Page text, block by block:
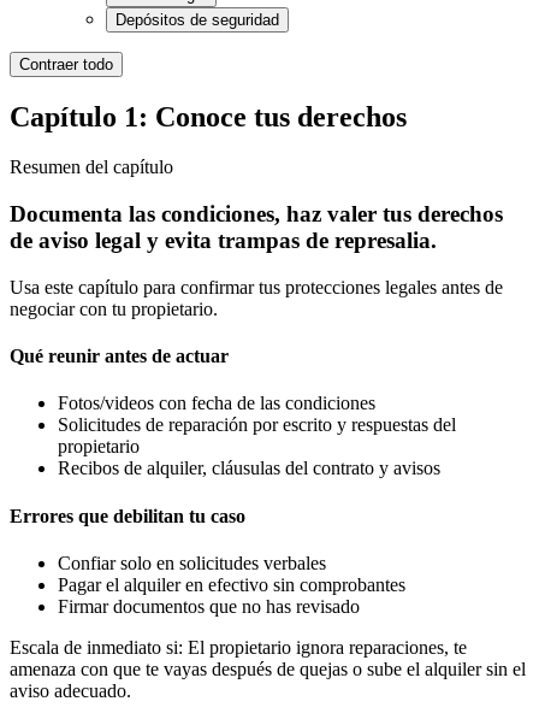
Depósitos de seguridad
Contraer todo
Capítulo 1: Conoce tus derechos
Resumen del capítulo
Documenta las condiciones, haz valer tus derechos
de aviso legal y evita trampas de represalia.
Usa este capítulo para confirmar tus protecciones legales antes de
negociar con tu propietario.
Qué reunir antes de actuar
Fotos/videos con fecha de las condiciones
Solicitudes de reparación por escrito y respuestas del
propietario
Recibos de alquiler, cláusulas del contrato y avisos
Errores que debilitan tu caso
Confiar solo en solicitudes verbales
Pagar el alquiler en efectivo sin comprobantes
Firmar documentos que no has revisado
Escala de inmediato si: El propietario ignora reparaciones, te
amenaza con que te vayas después de quejas o sube el alquiler sin el
aviso adecuado.